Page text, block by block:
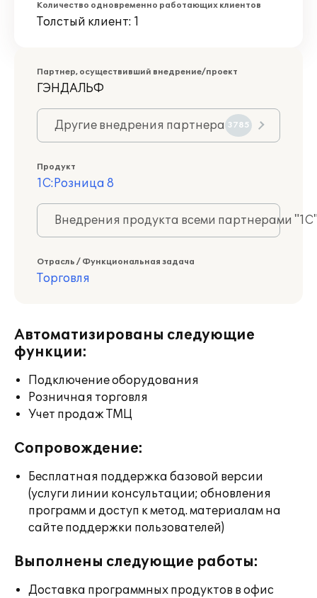
Количество одновременно работающих клиентов
Толстый клиент: 1
Партнер, осуществивший внедрение/проект
ГЭНДАЛЬФ
Другие внедрения партнера 3785
Продукт
1С:Розница 8
Внедрения продукта всеми партнерами
Отрасль / Функциональная задача
Торговля
Автоматизированы следующие
функции:
Подключение оборудования
Розничная торговля
Учет продаж ТМЦ
Сопровождение:
Бесплатная поддержка базовой версии
(услуги линии консультации; обновления
программ и доступ к метод. материалам на
сайте поддержки пользователей)
Выполнены следующие работы:
Доставка программных продуктов в офис